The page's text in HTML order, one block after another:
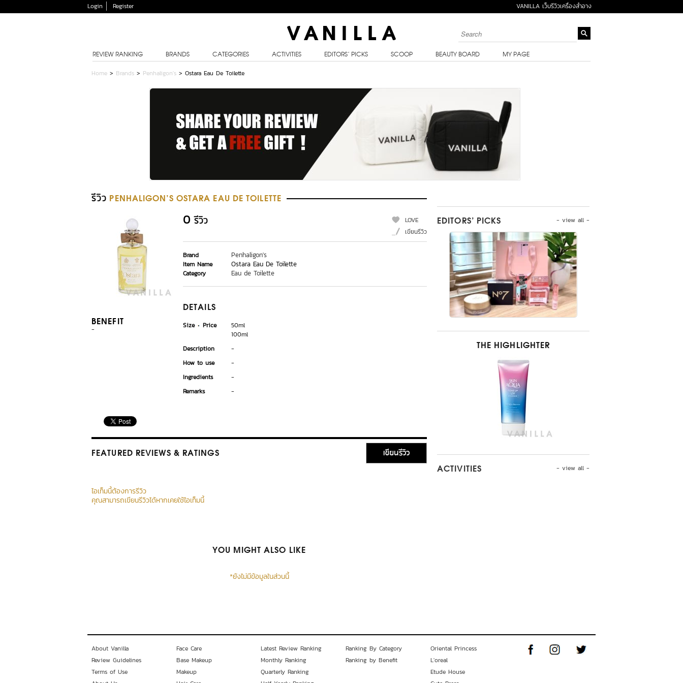
Login Register VANILLA เว็บรีวิวเครื่องสำอาง
REVIEW RANKING BRANDS CATEGORIES ACTIVITIES EDITORS’ PICKS SCOOP BEAUTY BOARD MY PAGE
Home > Brands > Penhaligon's > Ostara Eau De Toilette
รีวิว PENHALIGON'S OSTARA EAU DE TOILETTE
BENEFIT
-
0 รีวิว
LOVE
เขียนรีวิว
Brand Penhaligon's
Item Name Ostara Eau De Toilette
Category Eau de Toilette
DETAILS
Size Price
50ml
100ml
Description
-
How to use
-
Ingredients
-
Remarks
-
FEATURED REVIEWS & RATINGS เขียนรีวิว
ไอเท็มนี้ต้องการรีวิว
คุณสามารถเขียนรีวิวได้หากเคยใช้ไอเท็มนี้
YOU MIGHT ALSO LIKE
*ยังไม่มีข้อมูลในส่วนนี้
- view all -
EDITORS’ PICKS
THE HIGHLIGHTER
- view all -
ACTIVITIES
About Vanilla
Review Guidelines
Terms of Use
Face Care
Base Makeup
Makeup
Latest Review Ranking
Monthly Ranking
Quarterly Ranking
Ranking By Category
Ranking by Benefit
Oriental Princess
L'oreal
Etude House